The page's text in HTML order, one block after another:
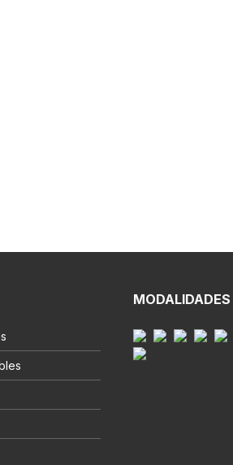
MODALIDADES